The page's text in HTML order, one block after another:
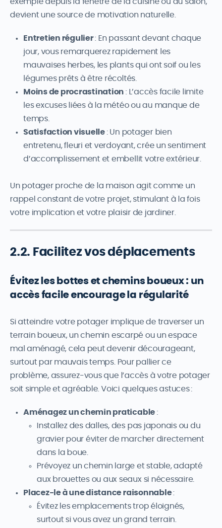
exemple depuis la fenêtre de la cuisine ou du salon,
devient une source de motivation naturelle.
Entretien régulier: En passant devant chaque
jour, vous remarquerez rapidement les
mauvaises herbes, les plants qui ont soif ou les
légumes prêts à être récoltés.
Moins de procrastination : L’accès facile limite
les excuses liées à la météo ou au manque de
temps.
Satisfaction visuelle: Un potager bien
entretenu, fleuri et verdoyant, crée un sentiment
d’accomplissement et embellit votre extérieur.
Un potager proche de la maison agit comme un
rappel constant de votre projet, stimulant à la fois
votre implication et votre plaisir de jardiner.
2.2. Facilitez vos déplacements
Évitez les bottes et chemins boueux : un
accès facile encourage la régularité
Si atteindre votre potager implique de traverser un
terrain boueux, un chemin escarpé ou un espace
mal aménagé, cela peut devenir décourageant,
surtout par mauvais temps. Pour pallier ce
problème, assurez-vous que l’accès à votre potager
soit simple et agréable. Voici quelques astuces :
Aménagez un chemin praticable:
Installez des dalles, des pas japonais ou du
gravier pour éviter de marcher directement
dans la boue.
Prévoyez un chemin large et stable, adapté
aux brouettes ou aux seaux si nécessaire.
Placez-le à une distance raisonnable:
Évitez les emplacements trop éloignés,
surtout si vous avez un grand terrain.